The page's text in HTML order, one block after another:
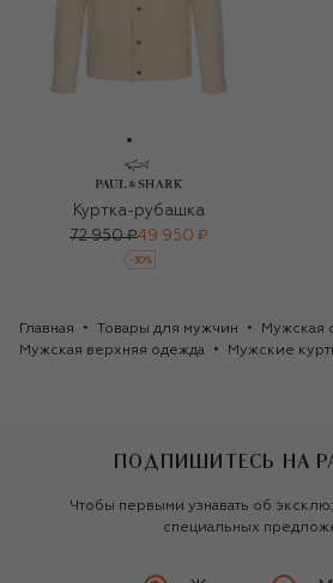
Куртка-рубашка
72 950 ₽49 950 ₽
-30%
Главная Товары для мужчин
Мужская
Мужская верхняя одежда
Мужские
ПОДПИШИТЕСЬ НА
Чтобы первыми узнавать об
специальных